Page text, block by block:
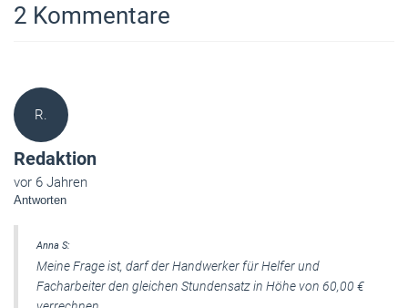
2 Kommentare
R.
Redaktion
vor 6 Jahren
Antworten
Anna S:
Meine Frage ist, darf der Handwerker für Helfer und
Facharbeiter den gleichen Stundensatz in Höhe von 60,00 €